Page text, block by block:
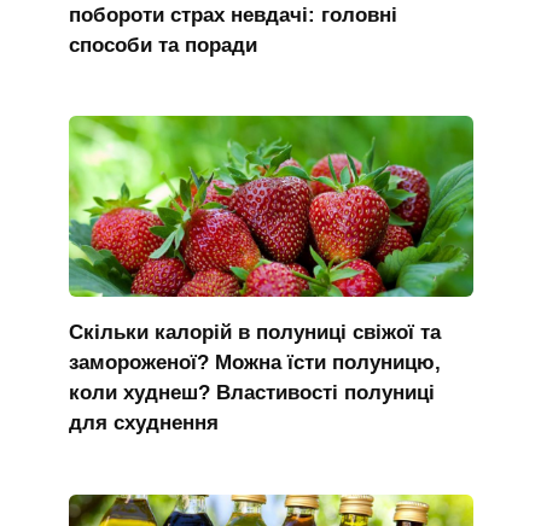
побороти страх невдачі: головні
способи та поради
Скільки калорій в полуниці свіжої та
замороженої? Можна їсти полуницю,
коли худнеш? Властивості полуниці
для схуднення